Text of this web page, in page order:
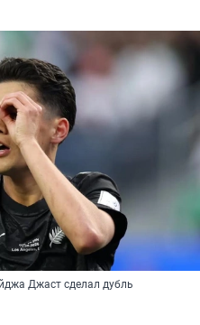
Джаст сделал дубль